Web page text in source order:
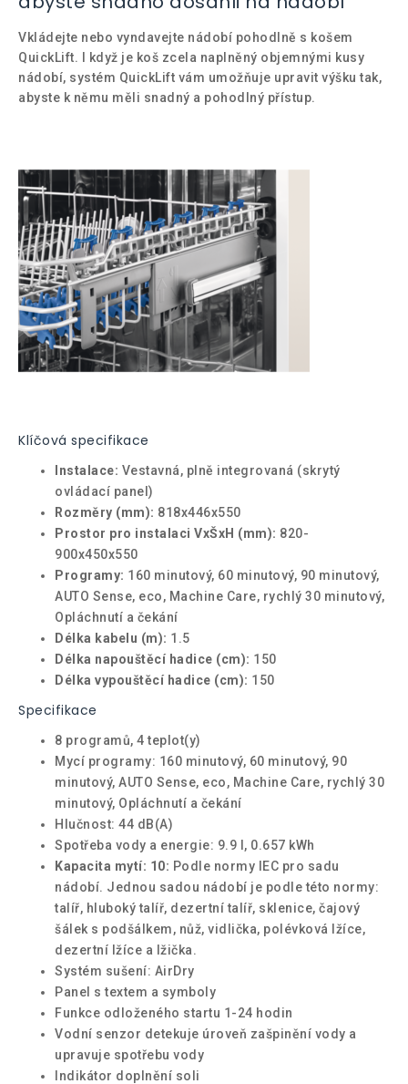
Vkládejte nebo vyndavejte nádobí pohodlně s košem
QuickLift. I když je koš zcela naplněný objemnými kusy
nádobí, systém QuickLift vám umožňuje upravit výšku tak,
abyste k němu měli snadný a pohodlný přístup.
Klíčová specifikace
Instalace: Vestavná, plně integrovaná (skrytý
ovládací panel)
Rozměry (mm): 818x446x550
Prostor pro instalaci VxŠxH (mm): 820-
900x450x550
Programy: 160 minutový, 60 minutový, 90 minutový,
AUTO Sense, eco, Machine Care, rychlý 30 minutový,
Opláchnutí a čekání
Délka kabelu (m): 1.5
Délka napouštěcí hadice (cm): 150
Délka vypouštěcí hadice (cm): 150
Specifikace
8 programů, 4 teplot(y)
Mycí programy: 160 minutový, 60 minutový, 90
minutový, AUTO Sense, eco, Machine Care, rychlý 30
minutový, Opláchnutí a čekání
Hlučnost: 44 dB(A)
Spotřeba vody a energie: 9.9 l, 0.657 kWh
Kapacita mytí: 10: Podle normy IEC pro sadu
nádobí. Jednou sadou nádobí je podle této normy:
talíř, hluboký talíř, dezertní talíř, sklenice, čajový
šálek s podšálkem, nůž, vidlička, polévková lžíce,
dezertní lžíce a lžička.
Systém sušení: AirDry
Panel s textem a symboly
Funkce odloženého startu 1-24 hodin
Vodní senzor detekuje úroveň zašpinění vody a
upravuje spotřebu vody
Indikátor doplnění soli